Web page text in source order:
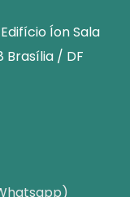
Íon Sala
Brasília / DF